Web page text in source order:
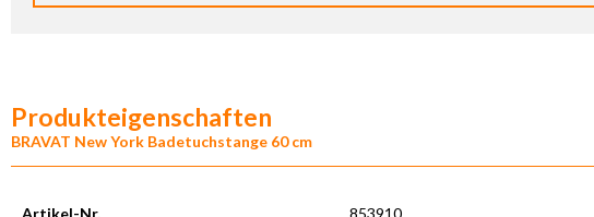
Produkteigenschaften
BRAVAT New York Badetuchstange 60 cm
Artikel-Nr. 853910